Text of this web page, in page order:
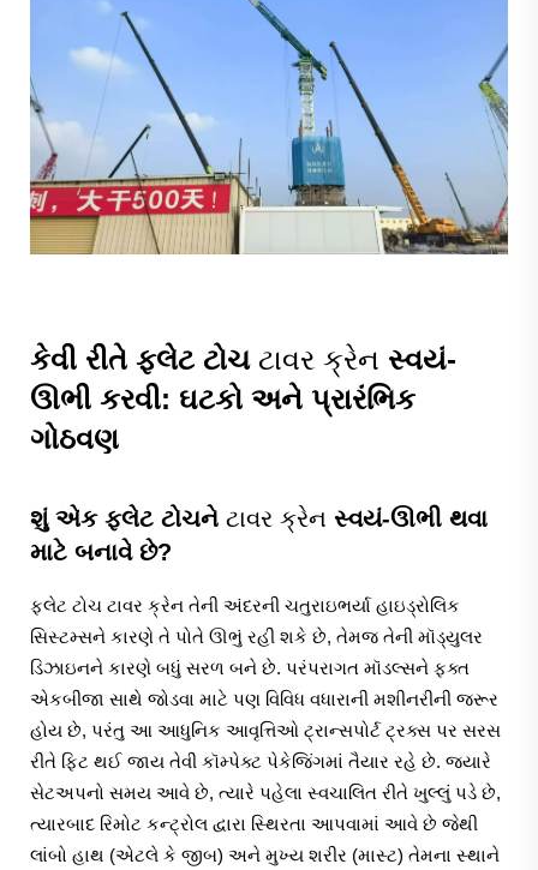
કેવી રીતે ફ્લેટ ટોચ ટાવર ક્રેન સ્વયં-
ઊભી કરવી: ઘટકો અને પ્રારંભિક
ગોઠવણ
શું એક ફ્લેટ ટોચને ટાવર ક્રેન સ્વયં-ઊભી થવા
માટે બનાવે છે?
ફ્લેટ ટોચ ટાવર ક્રેન તેની અંદરની ચતુરાઇભર્યા હાઇડ્રોલિક
સિસ્ટમ્સને કારણે તે પોતે ઊભું રહી શકે છે, તેમજ તેની મૉડ્યુલર
ડિઝાઇનને કારણે બધું સરળ બને છે. પરંપરાગત મૉડલ્સને ફક્ત
એકબીજા સાથે જોડવા માટે પણ વિવિધ વધારાની મશીનરીની જરૂર
હોય છે, પરંતુ આ આધુનિક આવૃત્તિઓ ટ્રાન્સપોર્ટ ટ્રક્સ પર સરસ
રીતે ફિટ થઈ જાય તેવી કૉમ્પેક્ટ પેકેજિંગમાં તૈયાર રહે છે. જ્યારે
સેટઅપનો સમય આવે છે, ત્યારે પહેલા સ્વચાલિત રીતે ખુલ્લું પડે છે,
ત્યારબાદ રિમોટ કન્ટ્રોલ દ્વારા સ્થિરતા આપવામાં આવે છે જેથી
લાંબો હાથ (એટલે કે જીબ) અને મુખ્ય શરીર (માસ્ટ) તેમના સ્થાને